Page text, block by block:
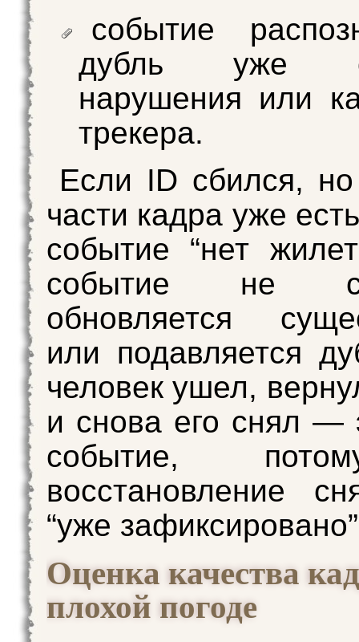
событие
дубль уже
нарушения или
трекера.
Если ID сбился,
части кадра уже
событие “нет
событие не
обновляется
или подавляется
человек ушел,
и снова его снял —
событие,
восстановление
“уже
Оценка качества
плохой погоде